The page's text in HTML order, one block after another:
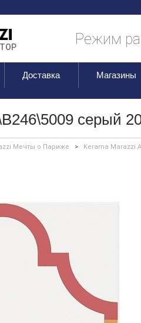
Режим
Доставка Магазины
серый
Мечты о Париже > Kerama Marazzi